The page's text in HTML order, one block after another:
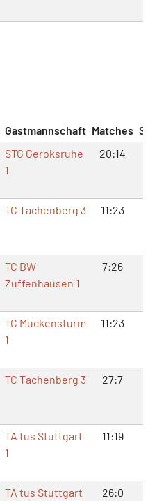
Gastmannschaft Matches
STG Geroksruhe
1
20:14
TC Tachenberg 3 11:23
TC BW
Zuffenhausen 1
7:26
TC Muckensturm
1
11:23
TC Tachenberg 3 27:7
TA tus Stuttgart
1
11:19
TA tus Stuttgart
26:0